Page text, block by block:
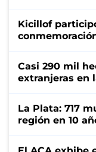
Kicillof
Casi 290 mil
extranjeras en
La Plata: 717
región en 10